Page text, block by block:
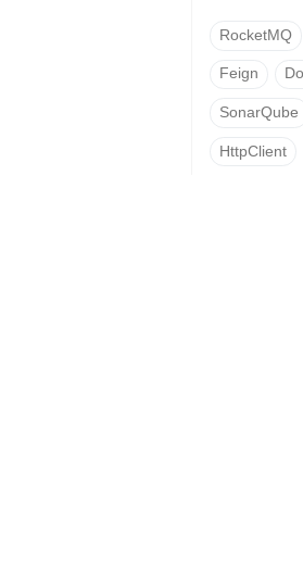
RocketMQ
Feign
SonarQube
HttpClient